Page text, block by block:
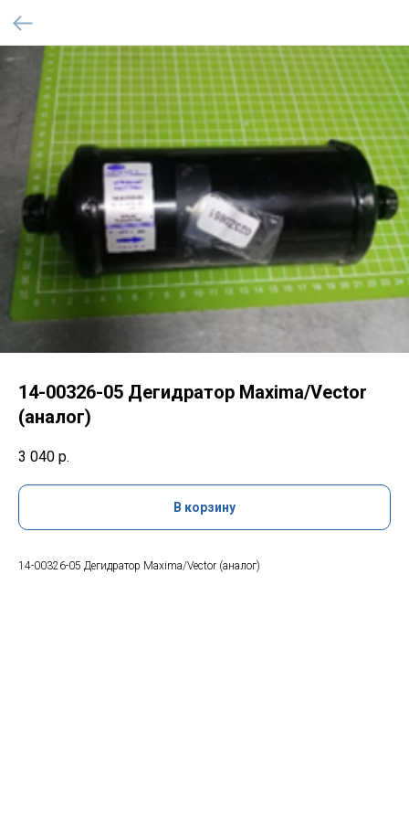
14-00326-05 Дегидратор Maxima/Vector
(аналог)
3 040 р.
В корзину
14-00326-05 Дегидратор Maxima/Vector (аналог)